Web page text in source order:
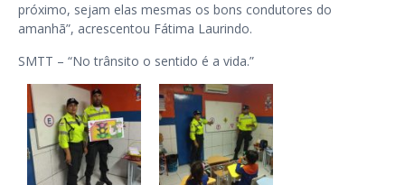
próximo, sejam elas mesmas os bons condutores do
amanhã”, acrescentou Fátima Laurindo.
SMTT – “No trânsito o sentido é a vida.”